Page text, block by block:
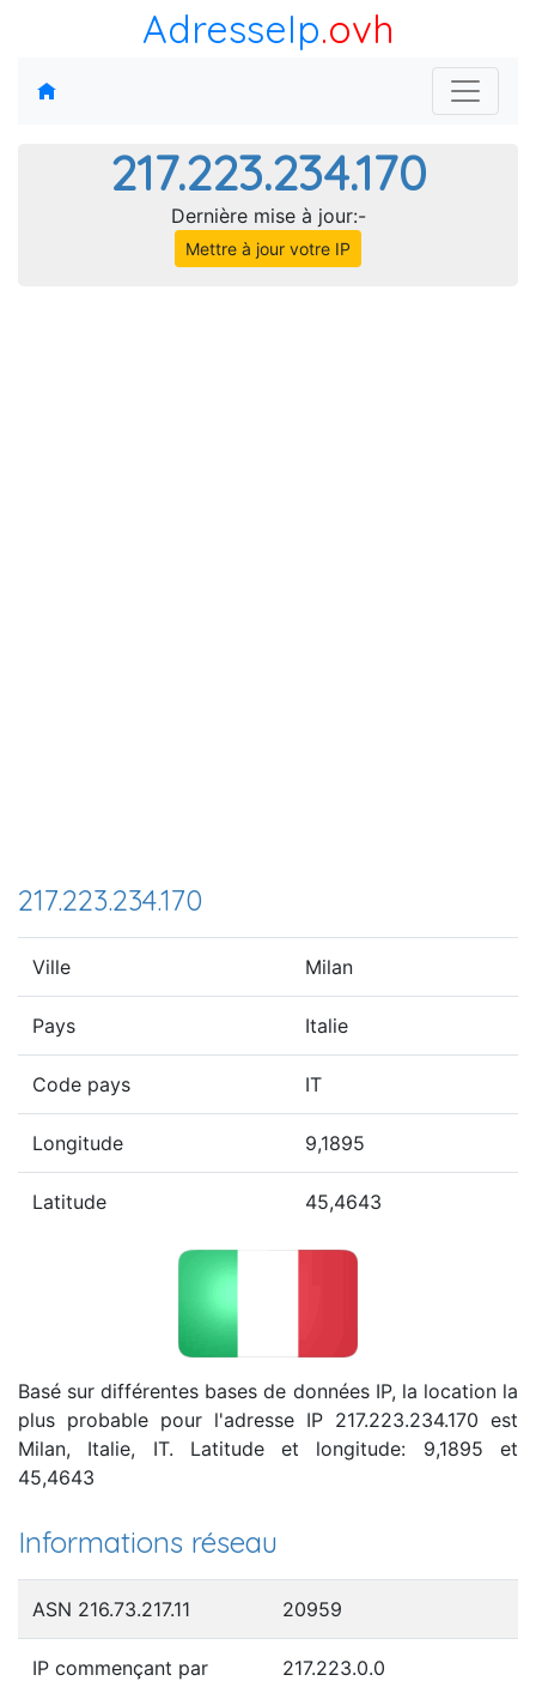
AdresseIp.ovh
217.223.234.170
Dernière mise à jour:-
Mettre à jour votre IP
217.223.234.170
Ville Milan
Pays Italie
Code pays IT
Longitude 9,1895
Latitude 45,4643
Basé sur différentes bases de données IP, la location la
plus probable pour l'adresse IP 217.223.234.170 est
Milan, Italie, IT. Latitude et longitude: 9,1895 et
45,4643
Informations réseau
ASN 216.73.217.11 20959
IP commençant par 217.223.0.0